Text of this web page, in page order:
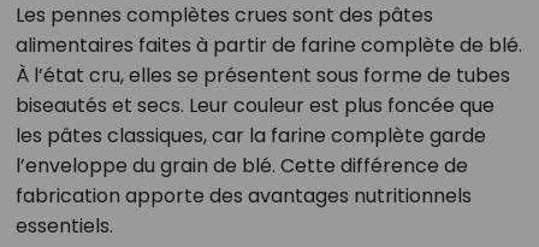
Les pennes complètes crues sont des pâtes
alimentaires faites à partir de farine complète de blé.
À l’état cru, elles se présentent sous forme de tubes
biseautés et secs. Leur couleur est plus foncée que
les pâtes classiques, car la farine complète garde
l’enveloppe du grain de blé. Cette différence de
fabrication apporte des avantages nutritionnels
essentiels.